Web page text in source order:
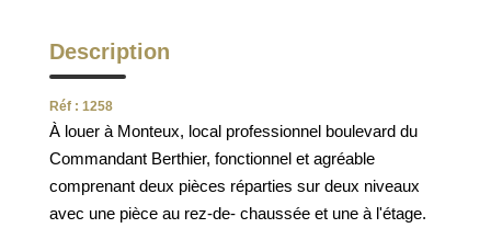
NOS ACTUALITÉS
POLITIQUE DE CONFIDENTIALITÉ
Description
Réf : 1258
À louer à Monteux, local professionnel boulevard du
Commandant Berthier, fonctionnel et agréable
comprenant deux pièces réparties sur deux niveaux
avec une pièce au rez-de- chaussée et une à l'étage.